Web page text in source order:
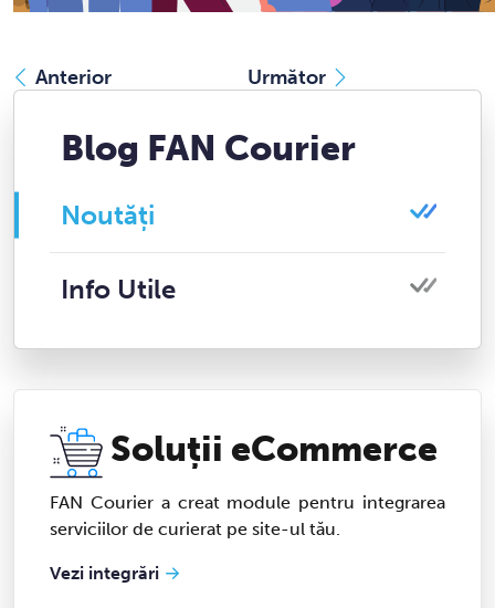
Anterior Următor
Blog FAN Courier
Noutăți
Info Utile
Soluții eCommerce
FAN Courier a creat module pentru integrarea
serviciilor de curierat pe site-ul tău.
Vezi integrări